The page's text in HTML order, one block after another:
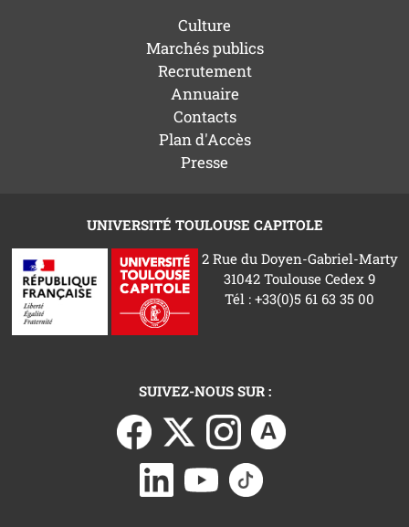
Culture
Marchés publics
Recrutement
Annuaire
Contacts
Plan d'Accès
Presse
UNIVERSITÉ TOULOUSE CAPITOLE
2 Rue du Doyen-Gabriel-Marty
31042 Toulouse Cedex 9
Tél : +33(0)5 61 63 35 00
SUIVEZ-NOUS SUR :